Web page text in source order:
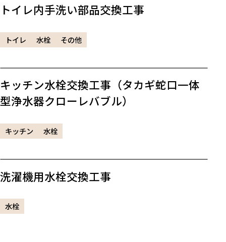
トイレ内手洗い部品交換工事
トイレ 水栓 その他
キッチン水栓交換工事（タカギ蛇口一体
型浄水器クローレバブル）
キッチン 水栓
洗濯機用水栓交換工事
水栓